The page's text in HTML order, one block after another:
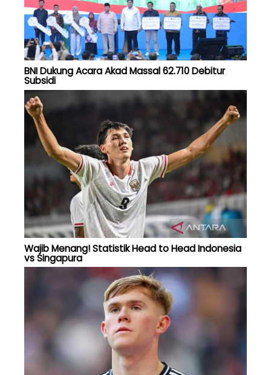
BNI Dukung Acara Akad Massal 62.710 Debitur
Subsidi
Wajib Menang! Statistik Head to Head Indonesia
vs Singapura